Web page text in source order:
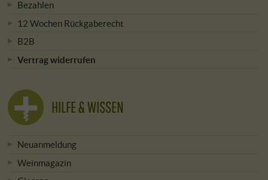
Bezahlen
12 Wochen Rückgaberecht
B2B
Vertrag widerrufen
HILFE & WISSEN
Neuanmeldung
Weinmagazin